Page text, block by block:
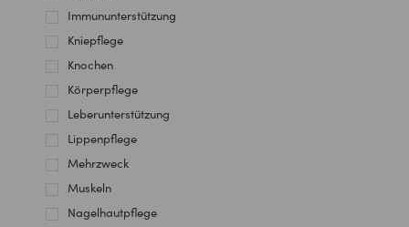
Immununterstützung
Kniepflege
Knochen
Körperpflege
Leberunterstützung
Lippenpflege
Mehrzweck
Muskeln
Nagelhautpflege